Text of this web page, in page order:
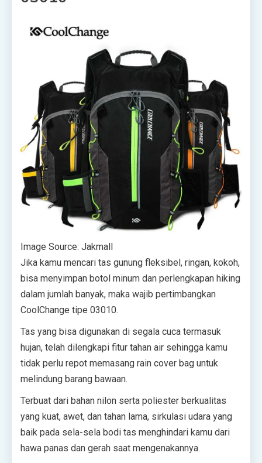
Image Source: Jakmall
Jika kamu mencari tas gunung fleksibel, ringan, kokoh,
bisa menyimpan botol minum dan perlengkapan hiking
dalam jumlah banyak, maka wajib pertimbangkan
CoolChange tipe 03010.
Tas yang bisa digunakan di segala cuca termasuk
hujan, telah dilengkapi fitur tahan air sehingga kamu
tidak perlu repot memasang rain cover bag untuk
melindung barang bawaan.
Terbuat dari bahan nilon serta poliester berkualitas
yang kuat, awet, dan tahan lama, sirkulasi udara yang
baik pada sela-sela bodi tas menghindari kamu dari
hawa panas dan gerah saat mengenakannya.